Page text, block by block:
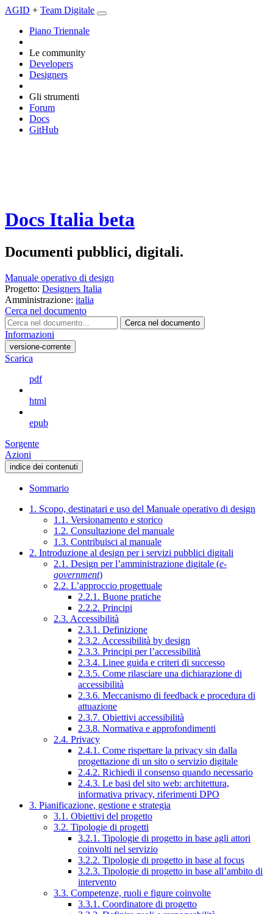
AGID + Team Digitale
Piano Triennale
Le community
Developers
Designers
Gli strumenti
Forum
Docs
GitHub
Docs Italia beta
Documenti pubblici, digitali.
Manuale operativo di design
Progetto: Designers Italia
Amministrazione: italia
Cerca nel documento
Cerca nel documento
Informazioni
versione-corrente
Scarica
pdf
html
epub
Sorgente
Azioni
indice dei contenuti
Sommario
1. Scopo, destinatari e uso del Manuale operativo di design
1.1. Versionamento e storico
1.2. Consultazione del manuale
1.3. Contribuisci al manuale
2. Introduzione al design per i servizi pubblici digitali
2.1. Design per l’amministrazione digitale (e-
government)
2.2. L’approccio progettuale
2.2.1. Buone pratiche
2.2.2. Principi
2.3. Accessibilità
2.3.1. Definizione
2.3.2. Accessibilità by design
2.3.3. Principi per l’accessibilità
2.3.4. Linee guida e criteri di successo
2.3.5. Come rilasciare una dichiarazione di
accessibilità
2.3.6. Meccanismo di feedback e procedura di
attuazione
2.3.7. Obiettivi accessibilità
2.3.8. Normativa e approfondimenti
2.4. Privacy
2.4.1. Come rispettare la privacy sin dalla
progettazione di un sito o servizio digitale
2.4.2. Richiedi il consenso quando necessario
2.4.3. Le basi del sito web: architettura,
informativa privacy, riferimenti DPO
3. Pianificazione, gestione e strategia
3.1. Obiettivi del progetto
3.2. Tipologie di progetti
3.2.1. Tipologie di progetto in base agli attori
coinvolti nel servizio
3.2.2. Tipologie di progetto in base al focus
3.2.3. Tipologie di progetto in base all’ambito di
intervento
3.3. Competenze, ruoli e figure coinvolte
3.3.1. Coordinatore di progetto